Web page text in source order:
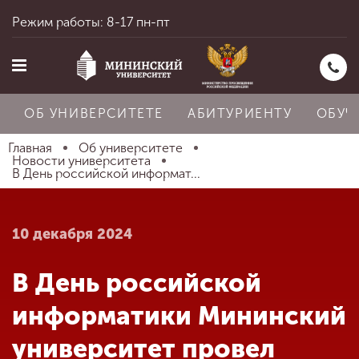
Главная
Абитуриенту
Режим работы: 8-17 пн-пт
ОБ УНИВЕРСИТЕТЕ АБИТУРИЕНТУ
Главная
Об университете
Новости университета
В День российской информат...
10 декабря 2024
В День российской
информатики Мининский
университет провел